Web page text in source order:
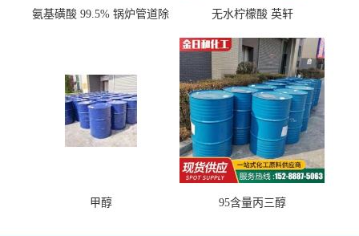
氨基磺酸 99.5% 锅炉管道除
无水柠檬酸 英轩
甲醇 95含量丙三醇